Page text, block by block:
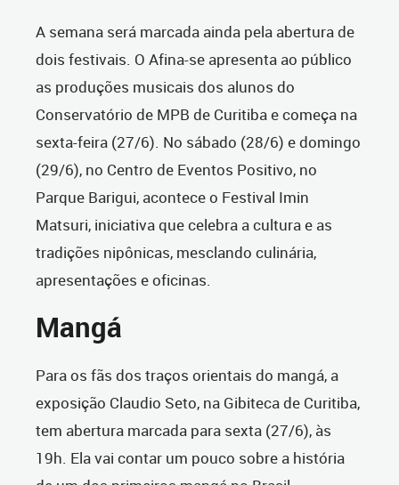
A semana será marcada ainda pela abertura de
dois festivais. O Afina-se apresenta ao público
as produções musicais dos alunos do
Conservatório de MPB de Curitiba e começa na
sexta-feira (27/6). No sábado (28/6) e domingo
(29/6), no Centro de Eventos Positivo, no
Parque Barigui, acontece o Festival Imin
Matsuri, iniciativa que celebra a cultura e as
tradições nipônicas, mesclando culinária,
apresentações e oficinas.
Mangá
Para os fãs dos traços orientais do mangá, a
exposição Claudio Seto, na Gibiteca de Curitiba,
tem abertura marcada para sexta (27/6), às
19h. Ela vai contar um pouco sobre a história